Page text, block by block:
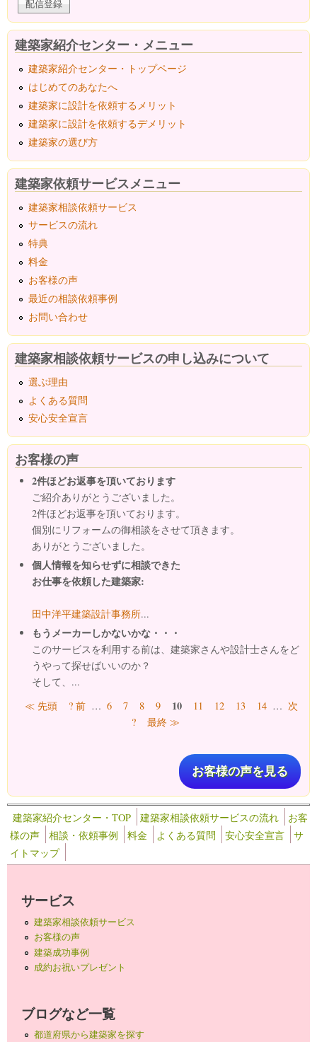
建築家紹介センター・メニュー
建築家紹介センター・トップページ
はじめてのあなたへ
建築家に設計を依頼するメリット
建築家に設計を依頼するデメリット
建築家の選び方
建築家依頼サービスメニュー
建築家相談依頼サービス
サービスの流れ
特典
料金
お客様の声
最近の相談依頼事例
お問い合わせ
建築家相談依頼サービスの申し込みについて
選ぶ理由
よくある質問
安心安全宣言
お客様の声
2件ほどお返事を頂いております
ご紹介ありがとうございました。
2件ほどお返事を頂いております。
個別にリフォームの御相談をさせて頂きます。
ありがとうございました。
個人情報を知らせずに相談できた
お仕事を依頼した建築家:
田中洋平建築設計事務所...
もうメーカーしかないかな・・・
このサービスを利用する前は、建築家さんや設計士さんをど
うやって探せばいいのか？
そして、...
ページ
≪ 先頭 ? 前 … 6 7 8 9 10 11 12 13 14 … 次
?
最終 ≫
お客様の声を見る
建築家紹介センター・TOP 建築家相談依頼サービスの流れ
お客
様の声
相談・依頼事例 料金 よくある質問 安心安全宣言
サ
イトマップ
サービス
建築家相談依頼サービス
お客様の声
建築成功事例
成約お祝いプレゼント
ブログなど一覧
都道府県から建築家を探す